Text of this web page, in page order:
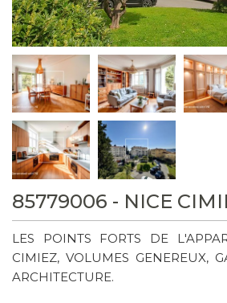
85779006 - NICE
LES POINTS FORTS DE
CIMIEZ, VOLUMES GENEREUX,
ARCHITECTURE.